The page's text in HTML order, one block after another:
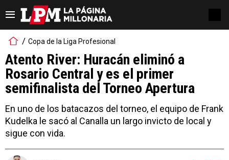
Copa de la Liga Profesional
Atento River: Huracán eliminó a
Rosario Central y es el primer
semifinalista del Torneo Apertura
En uno de los batacazos del torneo, el equipo de Frank
Kudelka le sacó al Canalla un largo invicto de local y
sigue con vida.